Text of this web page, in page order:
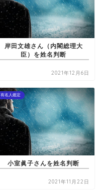
岸田文雄さん（内閣総理大
臣）を姓名判断
2021年12月6日
有名人鑑定
小室眞子さんを姓名判断
2021年11月22日